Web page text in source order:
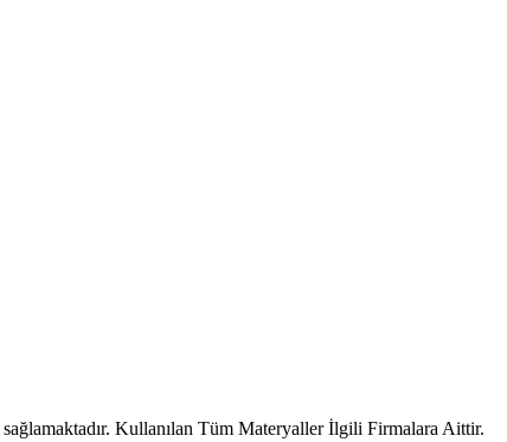
sağlamaktadır. Kullanılan Tüm Materyaller İlgili Firmalara Aittir.